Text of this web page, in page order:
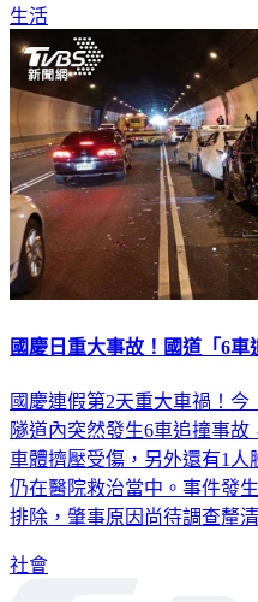
生活
國慶日重大事故！國道「6
國慶連假第2天重大車禍！
隧道內突然發生6車追撞事
車體擠壓受傷，另外還有1人
仍在醫院救治當中。事件發
排除，肇事原因尚待調查釐清
社會